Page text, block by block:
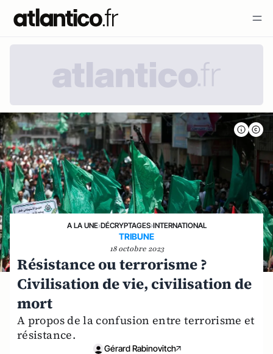
A LA UNE›DÉCRYPTAGES›INTERNATIONAL
TRIBUNE
18 octobre 2023
Résistance ou terrorisme ?
Civilisation de vie, civilisation de
mort
A propos de la confusion entre terrorisme et
résistance.
Gérard Rabinovitch